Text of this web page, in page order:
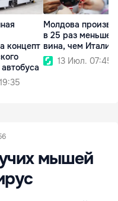
концепт
Молдова
в 25 раз меньше
вина, чем Италия
13 Июл. 07:45
мышей